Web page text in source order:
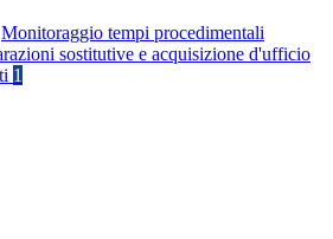
Monitoraggio tempi procedimentali
sostitutive e acquisizione d'ufficio
1